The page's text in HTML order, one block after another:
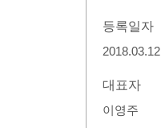
등록일자
2018.03.12
대표자
이영주